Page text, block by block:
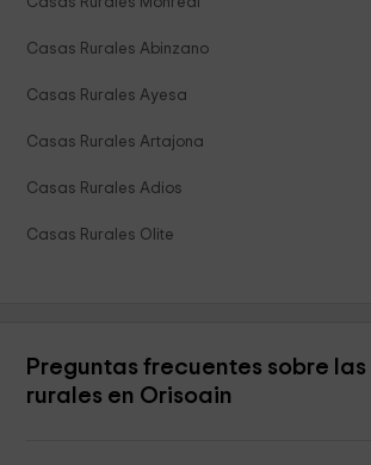
Casas Rurales Abinzano
Casas Rurales Ayesa
Casas Rurales Artajona
Casas Rurales Adios
Casas Rurales Olite
Preguntas frecuentes sobre
rurales en Orisoain